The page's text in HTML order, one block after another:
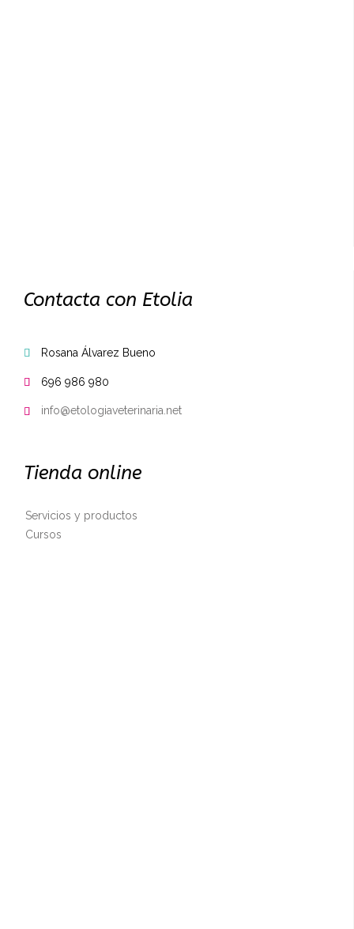
Contacta con Etolia
 Rosana Álvarez Bueno
 696 986 980
 info@etologiaveterinaria.net
Tienda online
Servicios y productos
Cursos